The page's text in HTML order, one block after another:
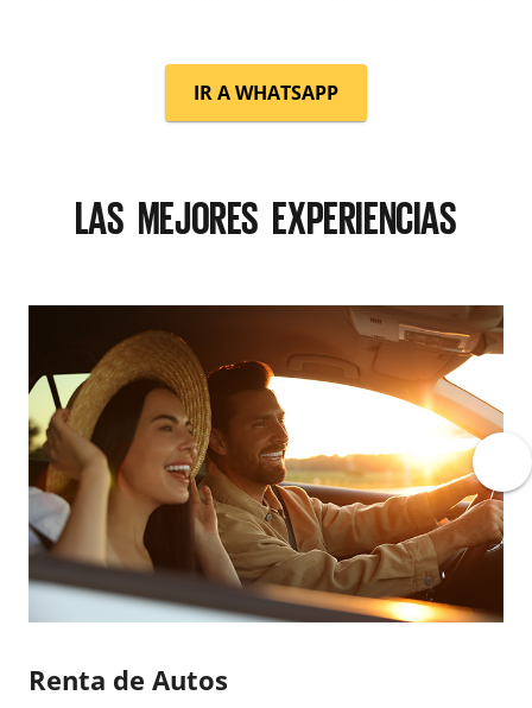
IR A WHATSAPP
LAS MEJORES EXPERIENCIAS
Renta de Autos